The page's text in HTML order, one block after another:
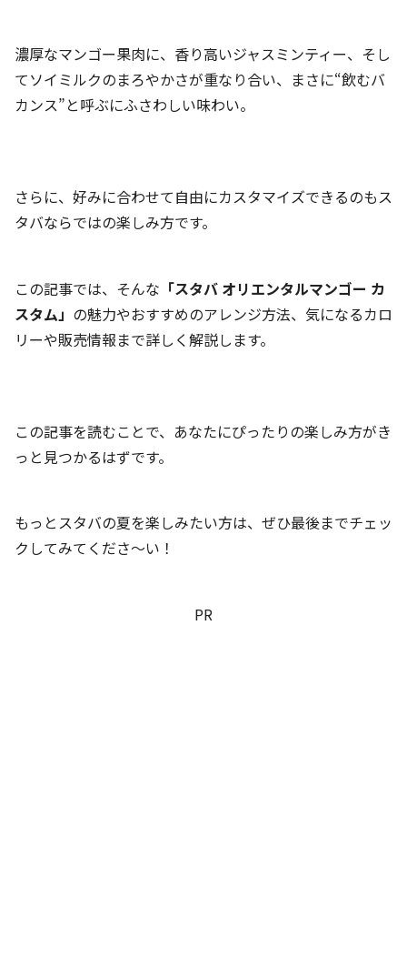
濃厚なマンゴー果肉に、香り高いジャスミンティー、そし
てソイミルクのまろやかさが重なり合い、まさに“飲むバ
カンス”と呼ぶにふさわしい味わい。
さらに、好みに合わせて自由にカスタマイズできるのもス
タバならではの楽しみ方です。
この記事では、そんな 「スタバ オリエンタルマンゴー カ
スタム」 の魅力やおすすめのアレンジ方法、気になるカロ
リーや販売情報まで詳しく解説します。
この記事を読むことで、あなたにぴったりの楽しみ方がき
っと見つかるはずです。
もっとスタバの夏を楽しみたい方は、ぜひ最後までチェッ
クしてみてくださ～い！
PR